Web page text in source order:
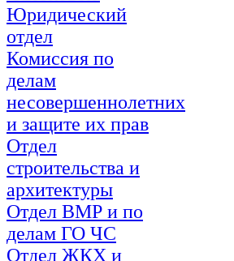
Юридический
отдел
Комиссия по
делам
несовершеннолетних
и защите их прав
Отдел
строительства и
архитектуры
Отдел ВМР и по
делам ГО ЧС
Отдел ЖКХ и